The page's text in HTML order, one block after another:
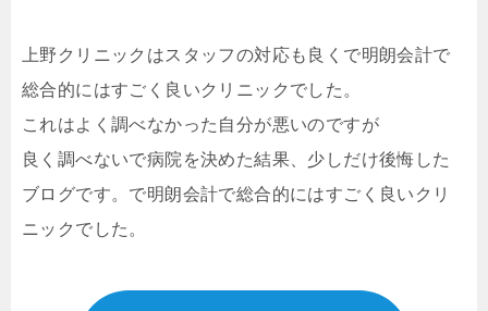
上野クリニックはスタッフの対応も良くで明朗会計で
総合的にはすごく良いクリニックでした。
これはよく調べなかった自分が悪いのですが
良く調べないで病院を決めた結果、少しだけ後悔した
ブログです。で明朗会計で総合的にはすごく良いクリ
ニックでした。